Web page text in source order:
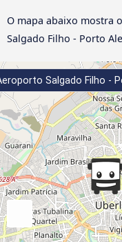
O mapa abaixo mostra
Salgado Filho - Porto
Salgado Filho -